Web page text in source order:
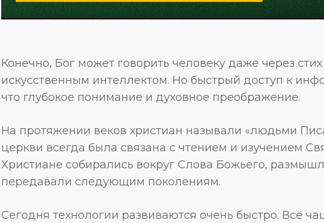
Конечно, Бог может говорить человеку даже через
искусственным интеллектом. Но быстрый доступ к
что глубокое понимание и духовное преображение.
На протяжении веков христиан называли «людьми
церкви всегда была связана с чтением и изучением
Христиане собирались вокруг Слова Божьего,
передавали следующим поколениям.
Сегодня технологии развиваются очень быстро. Всё